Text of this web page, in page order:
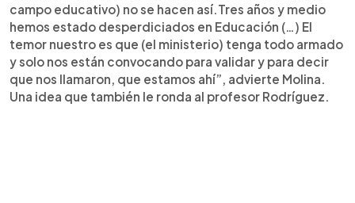
campo educativo) no se hacen así.Tres años y medio
hemos estado desperdiciados en Educación (…) El
temor nuestro es que (el ministerio) tenga todo armado
y solo nos están convocando para validar y para decir
que nos llamaron, que estamos ahí”, advierte Molina.
Una idea que también le ronda al profesor Rodríguez.